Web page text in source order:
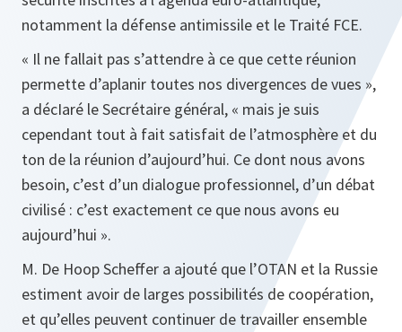
notamment la défense antimissile et le Traité FCE.
« Il ne fallait pas s’attendre à ce que cette réunion
permette d’aplanir toutes nos divergences de vues »,
a décIaré le Secrétaire général, « mais je suis
cependant tout à fait satisfait de l’atmosphère et du
ton de la réunion d’aujourd’hui. Ce dont nous avons
besoin, c’est d’un dialogue professionnel, d’un débat
civilisé : c’est exactement ce que nous avons eu
aujourd’hui ».
M. De Hoop Scheffer a ajouté que l’OTAN et la Russie
estiment avoir de larges possibilités de coopération,
et qu’elles peuvent continuer de travailler ensemble